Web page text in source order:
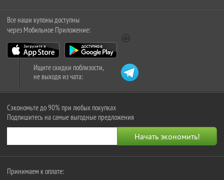
Все наши купоны доступны
через Мобильное Приложение:
Ищите скидки поблизости,
не выходя из чата:
Сэкономьте до 90% при любых покупках
Подпишитесь на самые выгодные предложения
Принимаем к оплате: